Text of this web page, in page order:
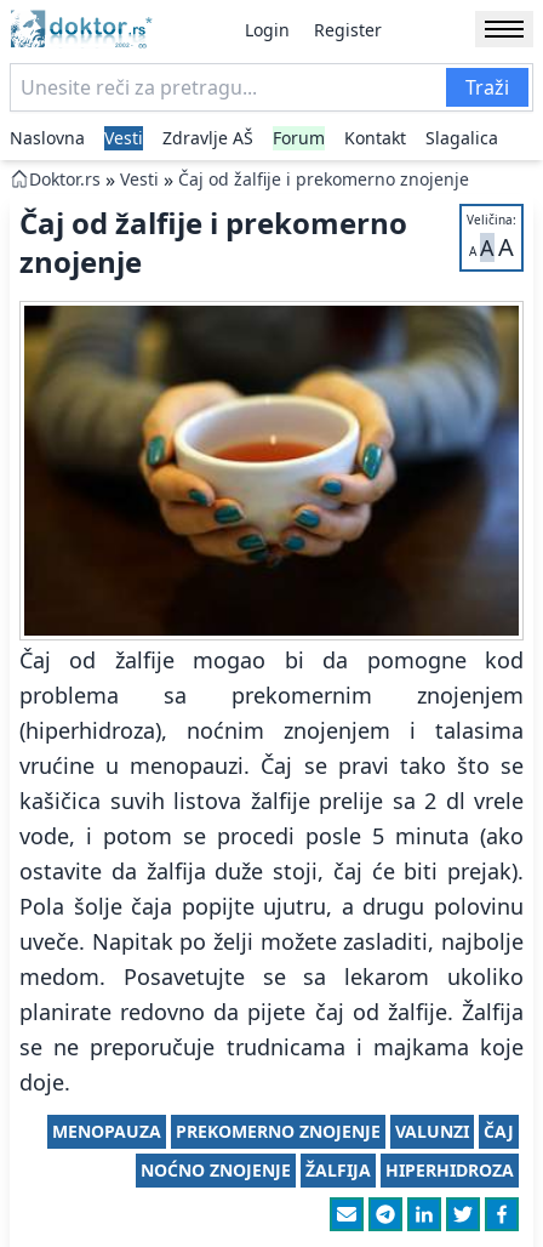
Login Register
Traži
Naslovna Vesti Zdravlje AŠ Forum Kontakt
Slagalica
Doktor.rs » Vesti » Čaj od žalfije i prekomerno znojenje
Veličina:
A AA
Čaj od žalfije i prekomerno
znojenje
Čaj od žalfije mogao bi da pomogne kod
problema sa prekomernim znojenjem
(hiperhidroza), noćnim znojenjem i talasima
vrućine u menopauzi. Čaj se pravi tako što se
kašičica suvih listova žalfije prelije sa 2 dl vrele
vode, i potom se procedi posle 5 minuta (ako
ostavite da žalfija duže stoji, čaj će biti prejak).
Pola šolje čaja popijte ujutru, a drugu polovinu
uveče. Napitak po želji možete zasladiti, najbolje
medom. Posavetujte se sa lekarom ukoliko
planirate redovno da pijete čaj od žalfije. Žalfija
se ne preporučuje trudnicama i majkama koje
doje.
ČAJ
VALUNZI
PREKOMERNO ZNOJENJE
MENOPAUZA
HIPERHIDROZA
ŽALFIJA
NOĆNO ZNOJENJE